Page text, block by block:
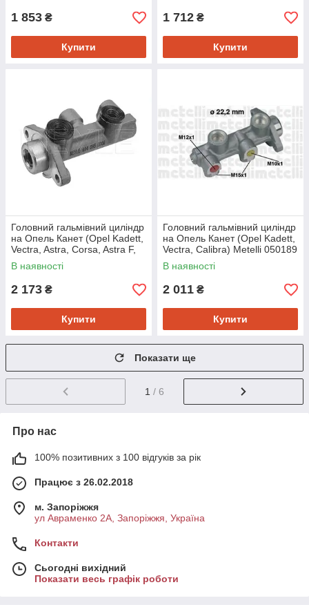
1 853 ₴
Купити
1 712 ₴
Купити
Головний гальмівний циліндр
на Опель Канет (Opel Kadett,
Vectra, Astra, Corsa, Astra F,
Vectra A) Meyle
В наявності
2 173 ₴
Купити
Головний гальмівний циліндр
на Опель Канет (Opel Kadett,
Vectra, Calibra) Metelli 050189
В наявності
2 011 ₴
Купити
Показати ще
1 / 6
Про нас
100% позитивних з 100 відгуків за рік
Працює з 26.02.2018
м. Запоріжжя
ул Авраменко 2А, Запоріжжя, Україна
Контакти
Сьогодні вихідний
Показати весь графік роботи